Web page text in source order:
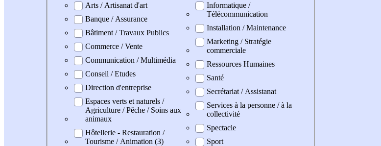
Arts / Artisanat d'art
Banque / Assurance
Bâtiment / Travaux Publics
Commerce / Vente
Communication / Multimédia
Conseil / Etudes
Direction d'entreprise
Espaces verts et naturels /
Agriculture / Pêche / Soins aux
animaux
Hôtellerie - Restauration /
Tourisme / Animation (3)
Informatique /
Télécommunication
Installation / Maintenance
Marketing / Stratégie
commerciale
Ressources Humaines
Santé
Secrétariat / Assistanat
Services à la personne / à la
collectivité
Spectacle
Sport